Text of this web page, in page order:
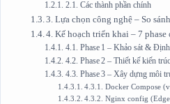
2.1. Các thành phần chính
3. Lựa chọn công nghệ – So
4. Kế hoạch triển khai – 7
4.1. Phase 1 – Khảo sát &
4.2. Phase 2 – Thiết kế kiến
4.3. Phase 3 – Xây dựng môi
4.3.1. Docker Compose
4.3.2. Nginx config (Edge